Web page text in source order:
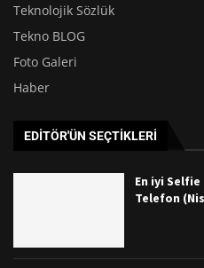
Teknolojik Sözlük
Tekno BLOG
Foto Galeri
Haber
EDITÖR'ÜN SEÇTIKLERI
En iyi Selfie
Telefon